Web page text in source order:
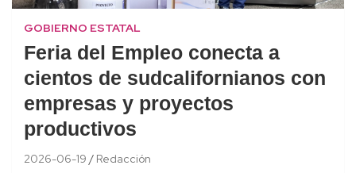
GOBIERNO ESTATAL
Feria del Empleo conecta a
cientos de sudcalifornianos con
empresas y proyectos
productivos
2026-06-19 Redacción